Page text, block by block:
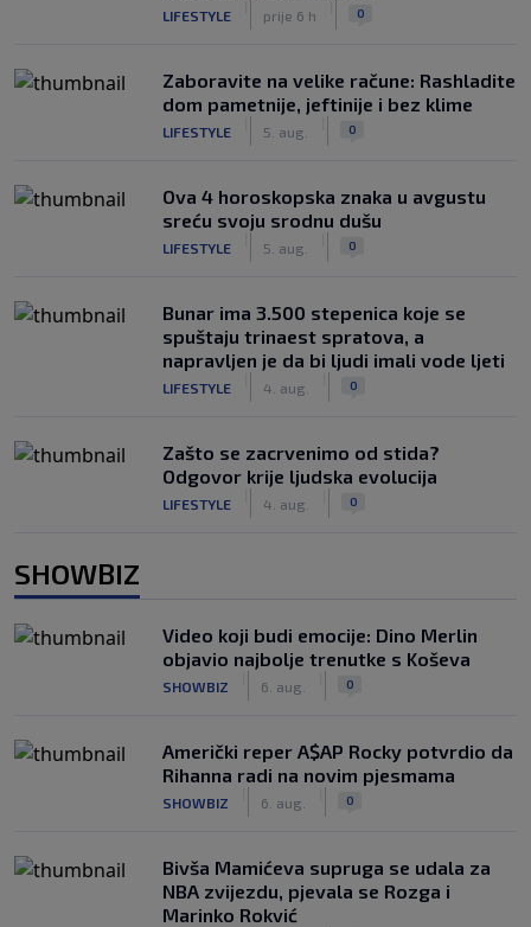
LIFESTYLE prije 6 h 0
Zaboravite na velike račune: Rashladite
dom pametnije, jeftinije i bez klime
LIFESTYLE 5. aug. 0
Ova 4 horoskopska znaka u avgustu
sreću svoju srodnu dušu
LIFESTYLE 5. aug. 0
Bunar imа 3.500 stepenica koje se
spuštaju trinaest spratova, a
napravljen je da bi ljudi imali vode ljeti
LIFESTYLE 4. aug. 0
Zašto se zacrvenimo od stida?
Odgovor krije ljudska evolucija
LIFESTYLE 4. aug. 0
SHOWBIZ
Video koji budi emocije: Dino Merlin
objavio najbolje trenutke s Koševa
SHOWBIZ 6. aug. 0
Američki reper A$AP Rocky potvrdio da
Rihanna radi na novim pjesmama
SHOWBIZ 6. aug. 0
Bivša Mamićeva supruga se udala za
NBA zvijezdu, pjevala se Rozga i
Marinko Rokvić